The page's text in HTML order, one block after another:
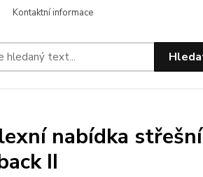
Kontaktní informace
nabídka
II